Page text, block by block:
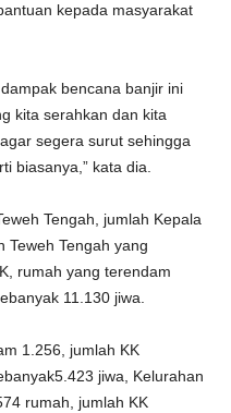
kepada masyarakat
bencana banjir ini
kita serahkan dan kita
segera surut sehingga
biasanya,” kata dia.
Tengah, jumlah Kepala
Teweh Tengah yang
rumah yang terendam
11.130 jiwa.
1.256, jumlah KK
jiwa, Kelurahan
rumah, jumlah KK